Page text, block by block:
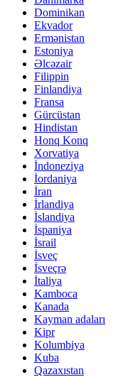
Dominikan
Ekvador
Ermənistan
Estoniya
Əlcəzair
Filippin
Finlandiya
Fransa
Gürcüstan
Hindistan
Honq Konq
Xorvatiya
İndoneziya
İordaniya
İran
İrlandiya
İslandiya
İspaniya
İsrail
İsveç
İsveçrə
İtaliya
Kamboca
Kanada
Kayman adaları
Kipr
Kolumbiya
Kuba
Qazaxıstan